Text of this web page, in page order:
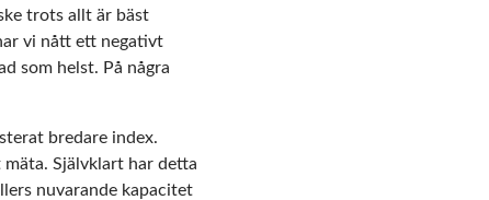
trots allt är bäst
vi nått ett negativt
som helst. På några
bredare index.
Självklart har detta
nuvarande kapacitet